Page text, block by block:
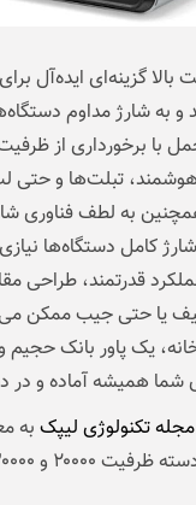
بالا گزینه‌ای ایده‌آل
و به شارژ مداوم
با برخورداری از
تبلت‌ها و حتی
به لطف فناوری
کامل دستگاه‌ها
قدرتمند، طراحی
یا حتی جیب ممکن
یک پاور بانک
شما همیشه آماده و در
مجله تکنولوژی لیپک